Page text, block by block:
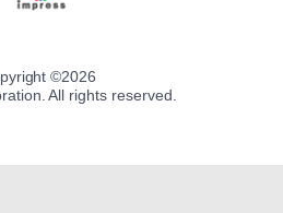
©2026
All rights reserved.